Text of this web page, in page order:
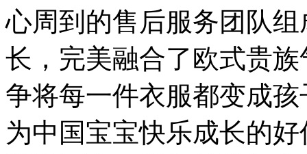
心周到的售后服务团队
长，完美融合了欧式贵
争将每一件衣服都变成
为中国宝宝快乐成长的